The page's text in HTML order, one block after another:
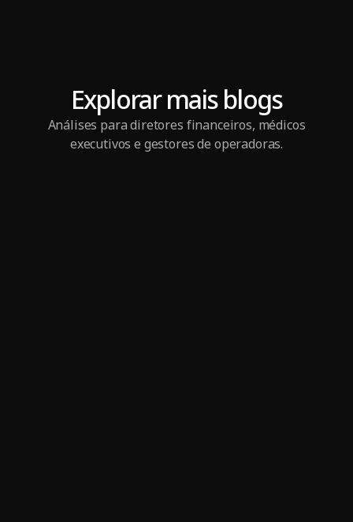
Explorar mais blogs
Análises para diretores financeiros, médicos
executivos e gestores de operadoras.